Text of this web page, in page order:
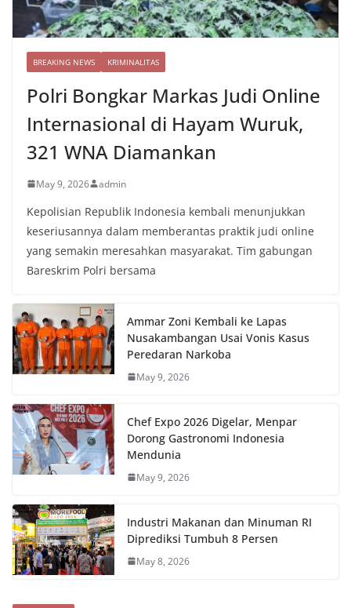
BREAKING NEWS KRIMINALITAS
Polri Bongkar Markas Judi Online
Internasional di Hayam Wuruk,
321 WNA Diamankan
May 9, 2026 admin
Kepolisian Republik Indonesia kembali menunjukkan
keseriusannya dalam memberantas praktik judi online
yang semakin meresahkan masyarakat. Tim gabungan
Bareskrim Polri bersama
Ammar Zoni Kembali ke Lapas
Nusakambangan Usai Vonis Kasus
Peredaran Narkoba
May 9, 2026
Chef Expo 2026 Digelar, Menpar
Dorong Gastronomi Indonesia
Mendunia
May 9, 2026
Industri Makanan dan Minuman RI
Diprediksi Tumbuh 8 Persen
May 8, 2026